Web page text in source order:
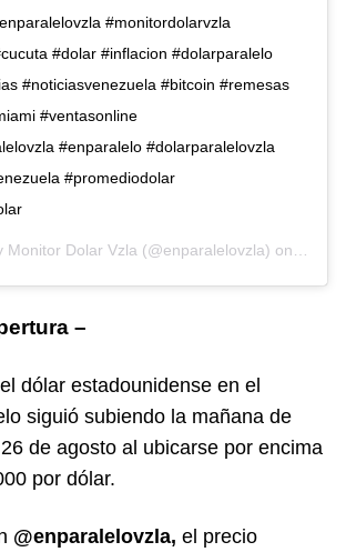
#monitordolarvzla
#dolar #inflacion #dolarparalelo
#noticiasvenezuela #bitcoin #remesas
#ventasonline
#enparalelo #dolarparalelovzla
#promediodolar
Monitor Dolar Vzla (@enparalelovzla) on
–
dólar estadounidense en el
siguió subiendo la mañana de
de agosto al ubicarse por encima
por dólar.
@enparalelovzla, el precio